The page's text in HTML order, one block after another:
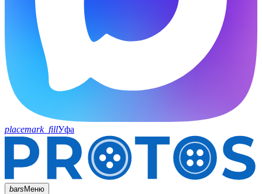
placemark_fillУфа
barsМеню